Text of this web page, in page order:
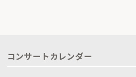
コンサートカレンダー